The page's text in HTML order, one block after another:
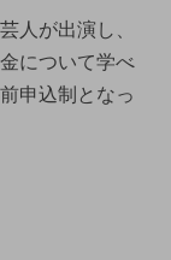
人が出演し、
について学べ
申込制となっ